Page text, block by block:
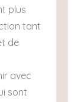
plus
tant
de
avec
sont